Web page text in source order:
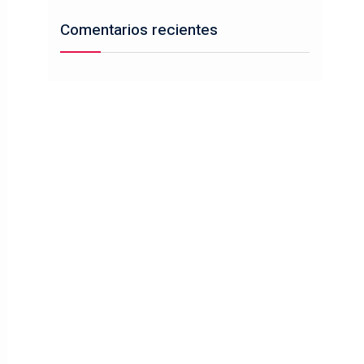
Comentarios recientes